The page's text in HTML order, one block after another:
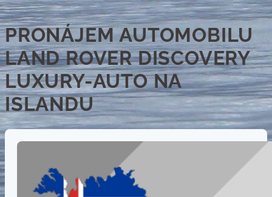
PRONÁJEM AUTOMOBILU
LAND ROVER DISCOVERY
LUXURY-AUTO NA
ISLANDU